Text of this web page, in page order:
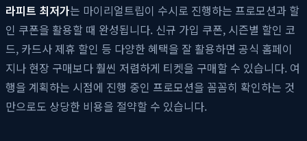
라피트 최저가는 마이리얼트립이 수시로 진행하는 프로모션과 할
인 쿠폰을 활용할 때 완성됩니다. 신규 가입 쿠폰, 시즌별 할인 코
드, 카드사 제휴 할인 등 다양한 혜택을 잘 활용하면 공식 홈페이
지나 현장 구매보다 훨씬 저렴하게 티켓을 구매할 수 있습니다. 여
행을 계획하는 시점에 진행 중인 프로모션을 꼼꼼히 확인하는 것
만으로도 상당한 비용을 절약할 수 있습니다.